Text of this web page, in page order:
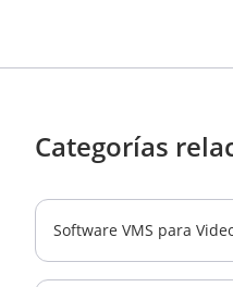
Categorías
Software VMS para